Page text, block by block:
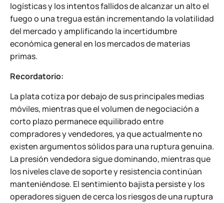
logísticas y los intentos fallidos de alcanzar un alto el
fuego o una tregua están incrementando la volatilidad
del mercado y amplificando la incertidumbre
económica general en los mercados de materias
primas.
Recordatorio:
La plata cotiza por debajo de sus principales medias
móviles, mientras que el volumen de negociación a
corto plazo permanece equilibrado entre
compradores y vendedores, ya que actualmente no
existen argumentos sólidos para una ruptura genuina.
La presión vendedora sigue dominando, mientras que
los niveles clave de soporte y resistencia continúan
manteniéndose. El sentimiento bajista persiste y los
operadores siguen de cerca los riesgos de una ruptura